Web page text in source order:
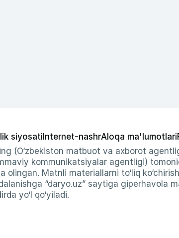
siyosati Internet-nashrAloqa ma'lumotlari
(O‘zbekiston matbuot va axborot
kommunikatsiyalar agentligi)
olingan. Matnli materiallarni to‘liq
“daryo.uz” saytiga giperhavola
yo‘l qo‘yiladi.